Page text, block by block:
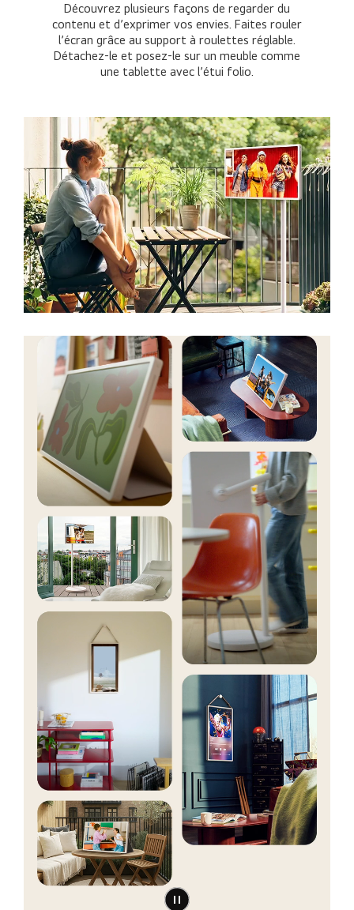
Découvrez plusieurs façons de regarder du
contenu et d’exprimer vos envies. Faites rouler
l’écran grâce au support à roulettes réglable.
Détachez-le et posez-le sur un meuble comme
une tablette avec l’étui folio.